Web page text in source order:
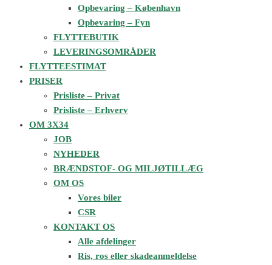
Opbevaring – København
Opbevaring – Fyn
FLYTTEBUTIK
LEVERINGSOMRÅDER
FLYTTEESTIMAT
PRISER
Prisliste – Privat
Prisliste – Erhverv
OM 3X34
JOB
NYHEDER
BRÆNDSTOF- OG MILJØTILLÆG
OM OS
Vores biler
CSR
KONTAKT OS
Alle afdelinger
Ris, ros eller skadeanmeldelse